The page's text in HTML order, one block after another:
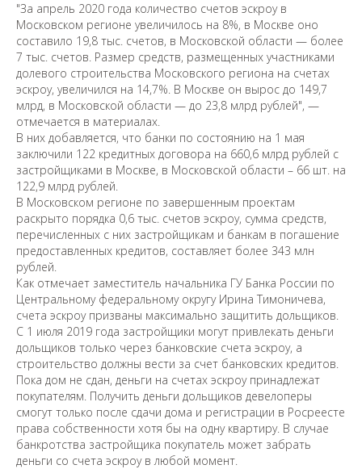
"За апрель 2020 года количество счетов эскроу в
Московском регионе увеличилось на 8%, в Москве оно
составило 19,8 тыс. счетов, в Московской области — более
7 тыс. счетов. Размер средств, размещенных участниками
долевого строительства Московского региона на счетах
эскроу, увеличился на 14,7%. В Москве он вырос до 149,7
млрд, в Московской области — до 23,8 млрд рублей", —
отмечается в материалах.
В них добавляется, что банки по состоянию на 1 мая
заключили 122 кредитных договора на 660,6 млрд рублей с
застройщиками в Москве, в Московской области – 66 шт. на
122,9 млрд рублей.
В Московском регионе по завершенным проектам
раскрыто порядка 0,6 тыс. счетов эскроу, сумма средств,
перечисленных с них застройщикам и банкам в погашение
предоставленных кредитов, составляет более 343 млн
рублей.
Как отмечает заместитель начальника ГУ Банка России по
Центральному федеральному округу Ирина Тимоничева,
счета эскроу призваны максимально защитить дольщиков.
С 1 июля 2019 года застройщики могут привлекать деньги
дольщиков только через банковские счета эскроу, а
строительство должны вести за счет банковских кредитов.
Пока дом не сдан, деньги на счетах эскроу принадлежат
покупателям. Получить деньги дольщиков девелоперы
смогут только после сдачи дома и регистрации в Росреесте
права собственности хотя бы на одну квартиру. В случае
банкротства застройщика покупатель может забрать
деньги со счета эскроу в любой момент.